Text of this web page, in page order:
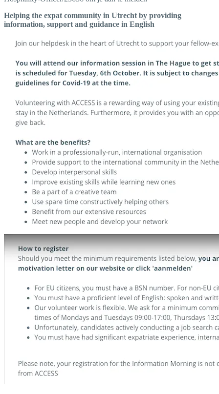
Helping the expat community in Utrecht by providing
information, support and guidance in English